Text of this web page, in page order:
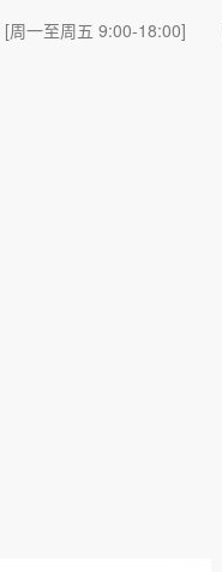
[周一至周五 9:00-18:00]